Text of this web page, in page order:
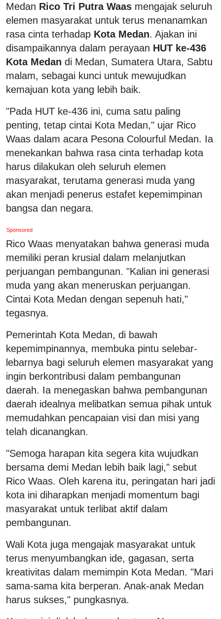
Medan Rico Tri Putra Waas mengajak seluruh
elemen masyarakat untuk terus menanamkan
rasa cinta terhadap Kota Medan. Ajakan ini
disampaikannya dalam perayaan HUT ke-436
Kota Medan di Medan, Sumatera Utara, Sabtu
malam, sebagai kunci untuk mewujudkan
kemajuan kota yang lebih baik.
"Pada HUT ke-436 ini, cuma satu paling
penting, tetap cintai Kota Medan," ujar Rico
Waas dalam acara Pesona Colourful Medan. Ia
menekankan bahwa rasa cinta terhadap kota
harus dilakukan oleh seluruh elemen
masyarakat, terutama generasi muda yang
akan menjadi penerus estafet kepemimpinan
bangsa dan negara.
Sponsored
Rico Waas menyatakan bahwa generasi muda
memiliki peran krusial dalam melanjutkan
perjuangan pembangunan. "Kalian ini generasi
muda yang akan meneruskan perjuangan.
Cintai Kota Medan dengan sepenuh hati,"
tegasnya.
Pemerintah Kota Medan, di bawah
kepemimpinannya, membuka pintu selebar-
lebarnya bagi seluruh elemen masyarakat yang
ingin berkontribusi dalam pembangunan
daerah. Ia menegaskan bahwa pembangunan
daerah idealnya melibatkan semua pihak untuk
memudahkan pencapaian visi dan misi yang
telah dicanangkan.
"Semoga harapan kita segera kita wujudkan
bersama demi Medan lebih baik lagi," sebut
Rico Waas. Oleh karena itu, peringatan hari jadi
kota ini diharapkan menjadi momentum bagi
masyarakat untuk terlibat aktif dalam
pembangunan.
Wali Kota juga mengajak masyarakat untuk
terus menyumbangkan ide, gagasan, serta
kreativitas dalam memimpin Kota Medan. "Mari
sama-sama kita berperan. Anak-anak Medan
harus sukses," pungkasnya.